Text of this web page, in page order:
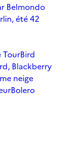
Belmondo
été 42
TourBird
Blackberry
neige
Bolero